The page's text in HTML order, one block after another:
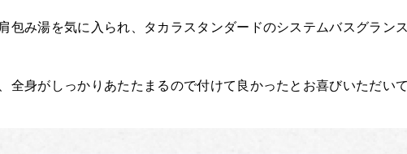
包み湯を気に入られ、タカラスタンダードのシステムバスグラン
全身がしっかりあたたまるので付けて良かったとお喜びいただいて